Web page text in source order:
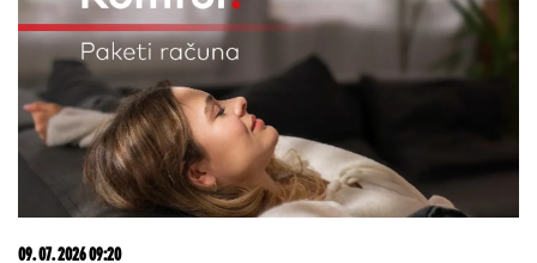
SUPERKOLONIJA MRAVA DUGA
6.000 KM TAKOĐE SE ŠIRI
ITALIJOM:Preseca severnu Italiju,
južnu Francusku, Španiju i Portugal
EVROLIGA ZA OVO NIJE SPREMNA:
Bivši vlasnici Lejkersa kupuju Asvel